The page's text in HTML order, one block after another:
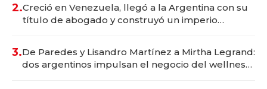
2.Creció en Venezuela, llegó a la Argentina con su
título de abogado y construyó un imperio
3.De Paredes y Lisandro Martínez a Mirtha Legrand:
dos argentinos impulsan el negocio del wellness